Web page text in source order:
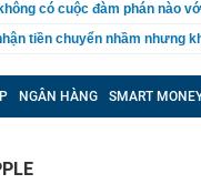
có cuộc đàm phán nào
tiền chuyển nhầm nhưng
đồng tiền mặt và loạt thiết bị
tố Võ Thị Mai SN 1973
NGÂN HÀNG SMART